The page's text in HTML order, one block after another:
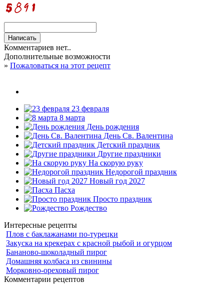
Комментариев нет..
Дополнительные возможности
» Пожаловаться на этот рецепт
23 февраля
8 марта
День рождения
День Св. Валентина
Детский праздник
Другие праздники
На скорую руку
Недорогой праздник
Новый год 2027
Пасха
Просто праздник
Рождество
Интересные рецепты
Плов с баклажанами по-турецки
Закуска на крекерах с красной рыбой и огурцом
Бананово-шоколадный пирог
Домашняя колбаса из свинины
Морковно-ореховый пирог
Комментарии рецептов